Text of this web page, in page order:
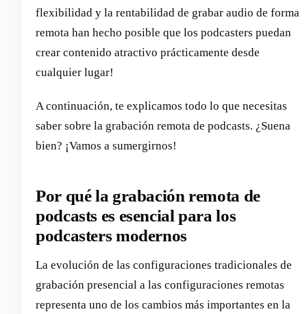
flexibilidad y la rentabilidad de grabar audio de forma
remota han hecho posible que los podcasters puedan
crear contenido atractivo prácticamente desde
cualquier lugar!
A continuación, te explicamos todo lo que necesitas
saber sobre la grabación remota de podcasts. ¿Suena
bien? ¡Vamos a sumergirnos!
Por qué la grabación remota de
podcasts es esencial para los
podcasters modernos
La evolución de las configuraciones tradicionales de
grabación presencial a las configuraciones remotas
representa uno de los cambios más importantes en la